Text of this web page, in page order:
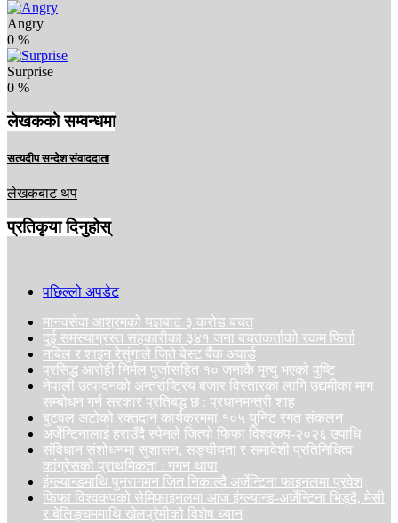
Angry
0 %
Surprise
0 %
लेखकको सम्वन्धमा
सत्यदीप सन्देश संवाददाता
लेखकबाट थप
प्रतिकृया दिनुहोस्
पछिल्लो अपडेट
मानवसेवा आश्रमको यज्ञबाट ३ करोड बचत
दुई समस्याग्रस्त सहकारीका ३४१ जना बचतकर्ताको रकम फिर्ता
नबिल र शाइन रेसुंगाले जिते बेस्ट बैंक अवार्ड
प्रसिद्ध आरोही निर्मल पुर्जासहित १० जनाकै मृत्यु भएको पुष्टि
नेपाली उत्पादनको अन्तर्राष्ट्रिय बजार विस्तारका लागि उद्यमीका माग
सम्बोधन गर्न सरकार प्रतिबद्ध छ : प्रधानमन्त्री शाह
बुटवल अटोको रक्तदान कार्यक्रममा १०५ युनिट रगत संकलन
अर्जेन्टिनालाई हराउँदै स्पेनले जित्यो फिफा विश्वकप-२०२६ उपाधि
संविधान संशोधनमा सुशासन, सङ्घीयता र समावेशी प्रतिनिधित्व
कांग्रेसको प्राथमिकता : गगन थापा
इंग्ल्यान्डमाथि पुनरागमन जित निकाल्दै अर्जेन्टिना फाइनलमा प्रवेश
फिफा विश्वकपको सेमिफाइनलमा आज इंग्ल्यान्ड-अर्जेन्टिना भिड्दै, मेसी
र बेलिङ्घममाथि खेलप्रेमीको विशेष ध्यान